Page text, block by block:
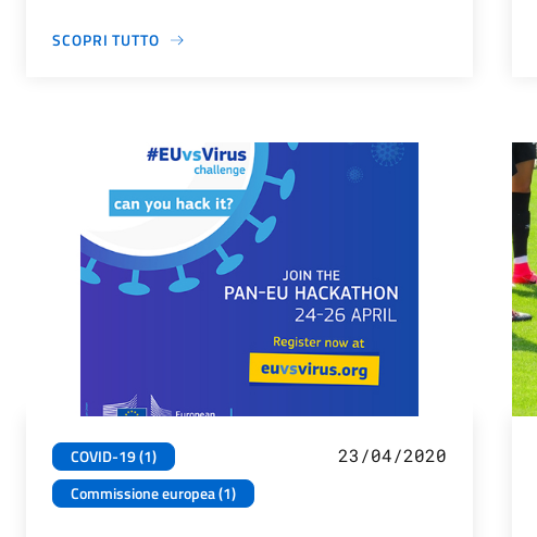
SCOPRI TUTTO
COVID-19 (1)
Commissione europea (1)
23/04/2020